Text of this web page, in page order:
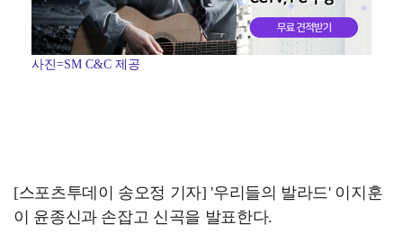
사진=SM C&C 제공
[스포츠투데이 송오정 기자] '우리들의 발라드' 이지훈
이 윤종신과 손잡고 신곡을 발표한다.